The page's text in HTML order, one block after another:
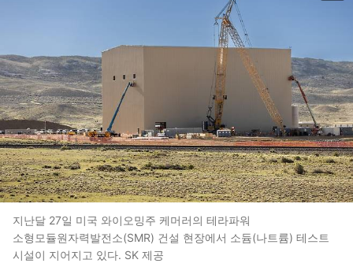
지난달 27일 미국 와이오밍주 케머러의 테라파워
소형모듈원자력발전소(SMR) 건설 현장에서 소듐(나트륨) 테스트
시설이 지어지고 있다. SK 제공